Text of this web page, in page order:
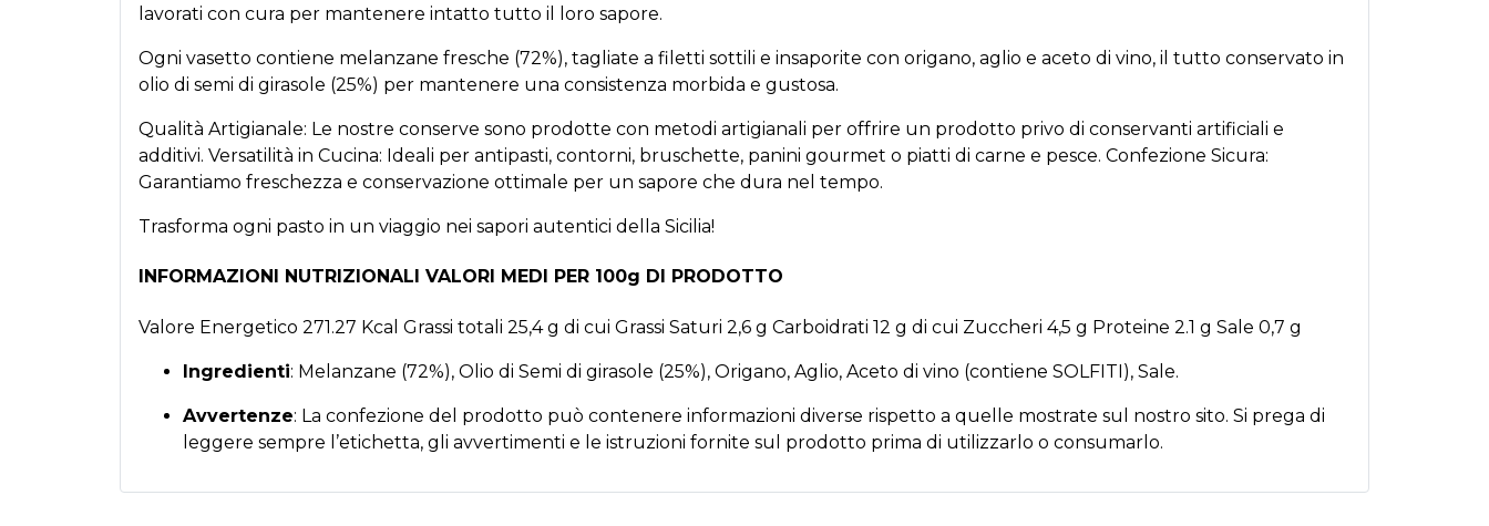
lavorati con cura per mantenere intatto tutto il loro sapore.
Ogni vasetto contiene melanzane fresche (72%), tagliate a filetti sottili e insaporite con origano, aglio e aceto di vino, il tutto conservato in
olio di semi di girasole (25%) per mantenere una consistenza morbida e gustosa.
Qualità Artigianale: Le nostre conserve sono prodotte con metodi artigianali per offrire un prodotto privo di conservanti artificiali e
additivi. Versatilità in Cucina: Ideali per antipasti, contorni, bruschette, panini gourmet o piatti di carne e pesce. Confezione Sicura:
Garantiamo freschezza e conservazione ottimale per un sapore che dura nel tempo.
Trasforma ogni pasto in un viaggio nei sapori autentici della Sicilia!
INFORMAZIONI NUTRIZIONALI VALORI MEDI PER 100g DI PRODOTTO
Valore Energetico 271.27 Kcal Grassi totali 25,4 g di cui Grassi Saturi 2,6 g Carboidrati 12 g di cui Zuccheri 4,5 g Proteine 2.1 g Sale 0,7 g
Ingredienti: Melanzane (72%), Olio di Semi di girasole (25%), Origano, Aglio, Aceto di vino (contiene SOLFITI), Sale.
Avvertenze: La confezione del prodotto può contenere informazioni diverse rispetto a quelle mostrate sul nostro sito. Si prega di
leggere sempre l’etichetta, gli avvertimenti e le istruzioni fornite sul prodotto prima di utilizzarlo o consumarlo.